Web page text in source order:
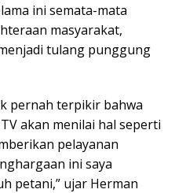
ini semata-mata
masyarakat,
tulang punggung
pernah terpikir bahwa
akan menilai hal seperti
pelayanan
ini saya
petani,” ujar Herman